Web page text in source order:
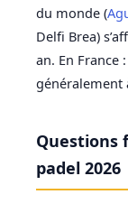
du monde (
Delfi Brea)
an. En France
généralement
Questions
padel 2026